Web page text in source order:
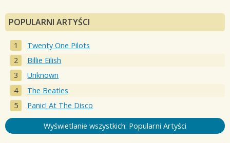
POPULARNI ARTYŚCI
Twenty One Pilots
Billie Eilish
Unknown
The Beatles
Panic! At The Disco
Wyświetlanie wszystkich: Popularni Artyści